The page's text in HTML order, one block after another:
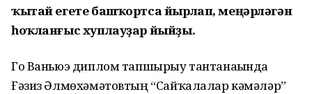
ҡытай егете башҡортса йырлап, меңәрләгән
һоҡланғыс хуплауҙар йыйҙы.
Го Ваньюэ диплом тапшырыу тантанаһында
Ғәзиз Әлмөхәмәтовтың “Сайҡалалар кәмәләр”